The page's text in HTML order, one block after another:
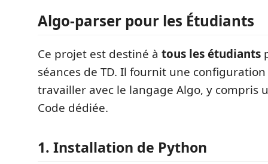
Algo-parser pour les Étudiants
Ce projet est destiné à tous les étudiants
séances de TD. Il fournit une
travailler avec le langage Algo, y compris
Code dédiée.
1. Installation de Python